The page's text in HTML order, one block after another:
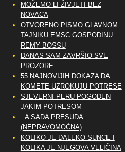
MOŽEMO LI ŽIVJETI BEZ
NOVACA
OTVORENO PISMO GLAVNOM
TAJNIKU EMSC GOSPODINU
REMY BOSSU
DANAS SAM ZAVRŠIO SVE
PROZORE
55 NAJNOVIJIH DOKAZA DA
KOMETE UZROKUJU POTRESE
SJEVERNI PERU POGOĐEN
JAKIM POTRESOM
..A SADA PRESUDA
(NEPRAVOMOĆNA)
KOLIKO JE DALEKO SUNCE I
KOLIKA JE NJEGOVA VELIČINA